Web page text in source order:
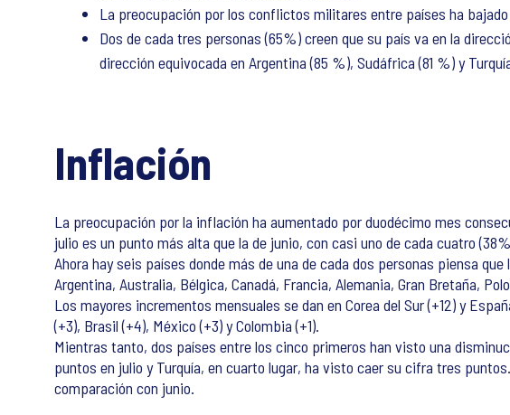
La preocupación por los conflictos militares entre países ha
Dos de cada tres personas (65%) creen que su país va en la
dirección equivocada en Argentina (85 %), Sudáfrica (81 %) y
Inflación
La preocupación por la inflación ha aumentado por duodécimo mes
julio es un punto más alta que la de junio, con casi uno de cada cuatro
Ahora hay seis países donde más de una de cada dos personas piensa
Argentina, Australia, Bélgica, Canadá, Francia, Alemania, Gran Bretaña,
Los mayores incrementos mensuales se dan en Corea del Sur (+12) y
(+3), Brasil (+4), México (+3) y Colombia (+1).
Mientras tanto, dos países entre los cinco primeros han visto una
puntos en julio y Turquía, en cuarto lugar, ha visto caer su cifra tres
comparación con junio.